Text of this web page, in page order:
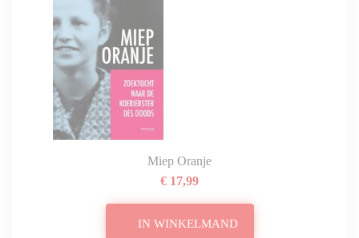
Miep Oranje
€ 17,99
IN WINKELMAND